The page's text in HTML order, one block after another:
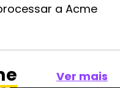
a Acme
Ver mais